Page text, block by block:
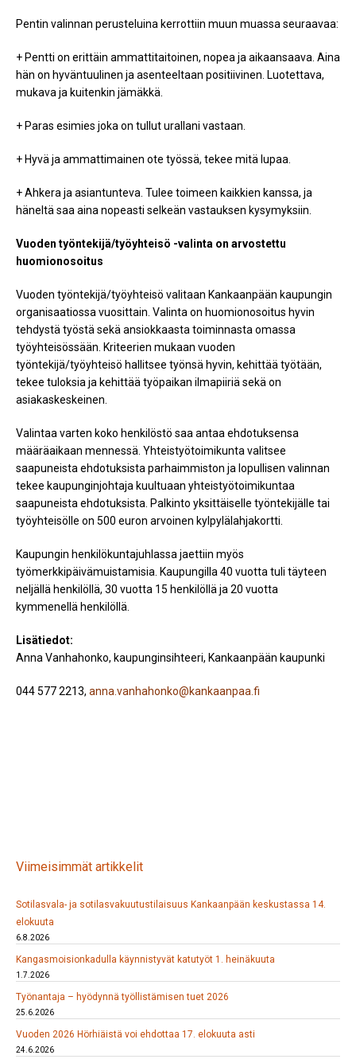
Pentin valinnan perusteluina kerrottiin muun muassa seuraavaa:
+ Pentti on erittäin ammattitaitoinen, nopea ja aikaansaava. Aina
hän on hyväntuulinen ja asenteeltaan positiivinen. Luotettava,
mukava ja kuitenkin jämäkkä.
+ Paras esimies joka on tullut urallani vastaan.
+ Hyvä ja ammattimainen ote työssä, tekee mitä lupaa.
+ Ahkera ja asiantunteva. Tulee toimeen kaikkien kanssa, ja
häneltä saa aina nopeasti selkeän vastauksen kysymyksiin.
Vuoden työntekijä/työyhteisö -valinta on arvostettu
huomionosoitus
Vuoden työntekijä/työyhteisö valitaan Kankaanpään kaupungin
organisaatiossa vuosittain. Valinta on huomionosoitus hyvin
tehdystä työstä sekä ansiokkaasta toiminnasta omassa
työyhteisössään. Kriteerien mukaan vuoden
työntekijä/työyhteisö hallitsee työnsä hyvin, kehittää työtään,
tekee tuloksia ja kehittää työpaikan ilmapiiriä sekä on
asiakaskeskeinen.
Valintaa varten koko henkilöstö saa antaa ehdotuksensa
määräaikaan mennessä. Yhteistyötoimikunta valitsee
saapuneista ehdotuksista parhaimmiston ja lopullisen valinnan
tekee kaupunginjohtaja kuultuaan yhteistyötoimikuntaa
saapuneista ehdotuksista. Palkinto yksittäiselle työntekijälle tai
työyhteisölle on 500 euron arvoinen kylpylälahjakortti.
Kaupungin henkilökuntajuhlassa jaettiin myös
työmerkkipäivämuistamisia. Kaupungilla 40 vuotta tuli täyteen
neljällä henkilöllä, 30 vuotta 15 henkilöllä ja 20 vuotta
kymmenellä henkilöllä.
Lisätiedot:
Anna Vanhahonko, kaupunginsihteeri, Kankaanpään kaupunki
044 577 2213, anna.vanhahonko@kankaanpaa.fi
Viimeisimmät artikkelit
Sotilasvala- ja sotilasvakuutustilaisuus Kankaanpään keskustassa 14.
elokuuta
6.8.2026
Kangasmoisionkadulla käynnistyvät katutyöt 1. heinäkuuta
1.7.2026
Työnantaja – hyödynnä työllistämisen tuet 2026
25.6.2026
Vuoden 2026 Hörhiäistä voi ehdottaa 17. elokuuta asti
24.6.2026